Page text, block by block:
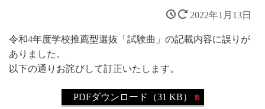
2022年1月13日
令和4年度学校推薦型選抜「試験曲」の記載内容に誤りが
ありました。
以下の通りお詫びして訂正いたします。
PDFダウンロード（31 KB）